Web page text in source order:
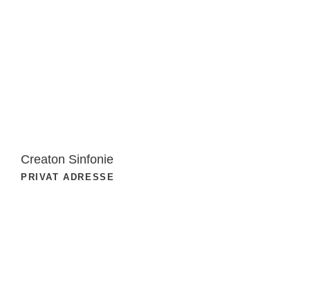
Creaton Sinfonie
PRIVAT ADRESSE